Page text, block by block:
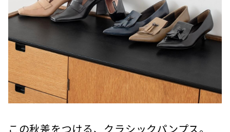
この秋差をつける、クラシックパンプス。